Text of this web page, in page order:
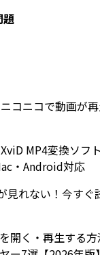
題
ニコニコで動画が
MP4変換ソフ
・Android対応
見れない！今すぐ
開く・再生する